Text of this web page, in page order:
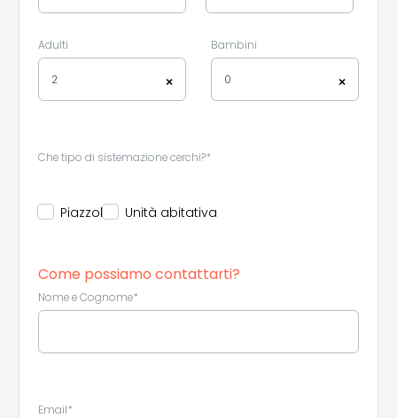
Adulti
×
2
Bambini
×
0
Che tipo di sistemazione cerchi?*
Piazzola Unità abitativa
Come possiamo contattarti?
Nome e Cognome*
Email*